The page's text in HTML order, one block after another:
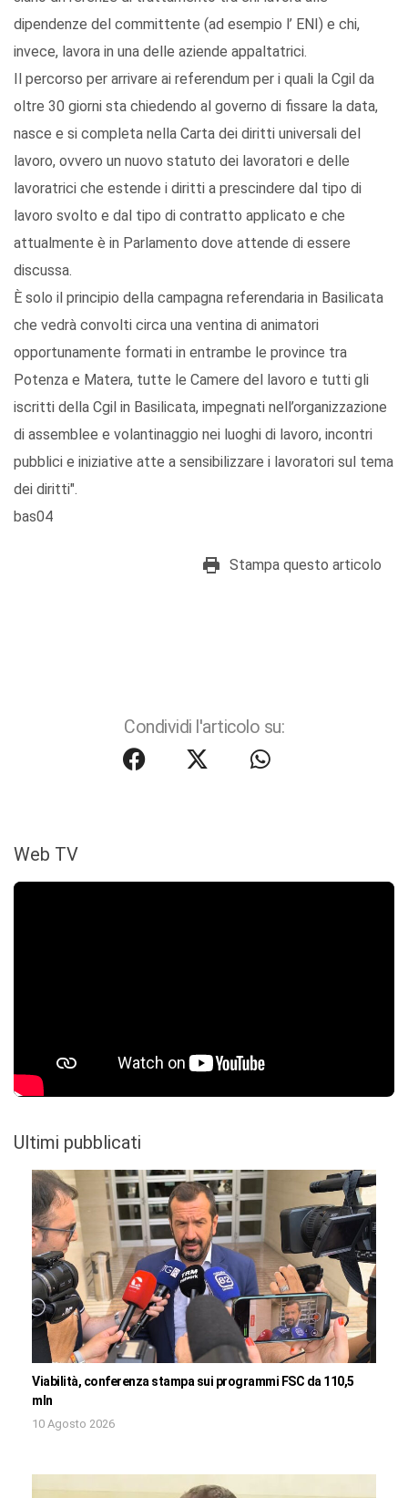
dipendenze del committente (ad esempio l’ ENI) e chi,
invece, lavora in una delle aziende appaltatrici.
Il percorso per arrivare ai referendum per i quali la Cgil da
oltre 30 giorni sta chiedendo al governo di fissare la data,
nasce e si completa nella Carta dei diritti universali del
lavoro, ovvero un nuovo statuto dei lavoratori e delle
lavoratrici che estende i diritti a prescindere dal tipo di
lavoro svolto e dal tipo di contratto applicato e che
attualmente è in Parlamento dove attende di essere
discussa.
È solo il principio della campagna referendaria in Basilicata
che vedrà convolti circa una ventina di animatori
opportunamente formati in entrambe le province tra
Potenza e Matera, tutte le Camere del lavoro e tutti gli
iscritti della Cgil in Basilicata, impegnati nell’organizzazione
di assemblee e volantinaggio nei luoghi di lavoro, incontri
pubblici e iniziative atte a sensibilizzare i lavoratori sul tema
dei diritti".
bas04
Stampa questo articolo
Condividi l'articolo su:
Web TV
Ultimi pubblicati
Viabilità, conferenza stampa sui programmi FSC da 110,5
mln
10 Agosto 2026